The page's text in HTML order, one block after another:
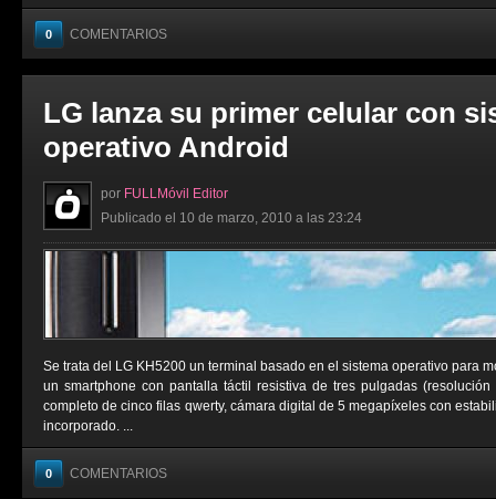
0 COMENTARIOS
LG lanza su primer celular con
operativo Android
por FULLMóvil Editor
Publicado el 10 de marzo, 2010 a las 23:24
Se trata del LG KH5200 un terminal basado en el sistema operativo para
un smartphone con pantalla táctil resistiva de tres pulgadas
completo de cinco filas qwerty, cámara digital de 5 megapíxeles con
incorporado. ...
0 COMENTARIOS